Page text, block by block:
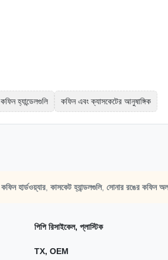
কফিন হ্যান্ডেলগুলি কফিন এবং ক্যাসকেটের আনুষাঙ্গিক
কফিন হার্ডওয়্যার কাসকেট হ্যান্ডলগুলি, সোনার রঙের কফিন
পিপি রিসাইকেল, প্লাস্টিক
TX, OEM